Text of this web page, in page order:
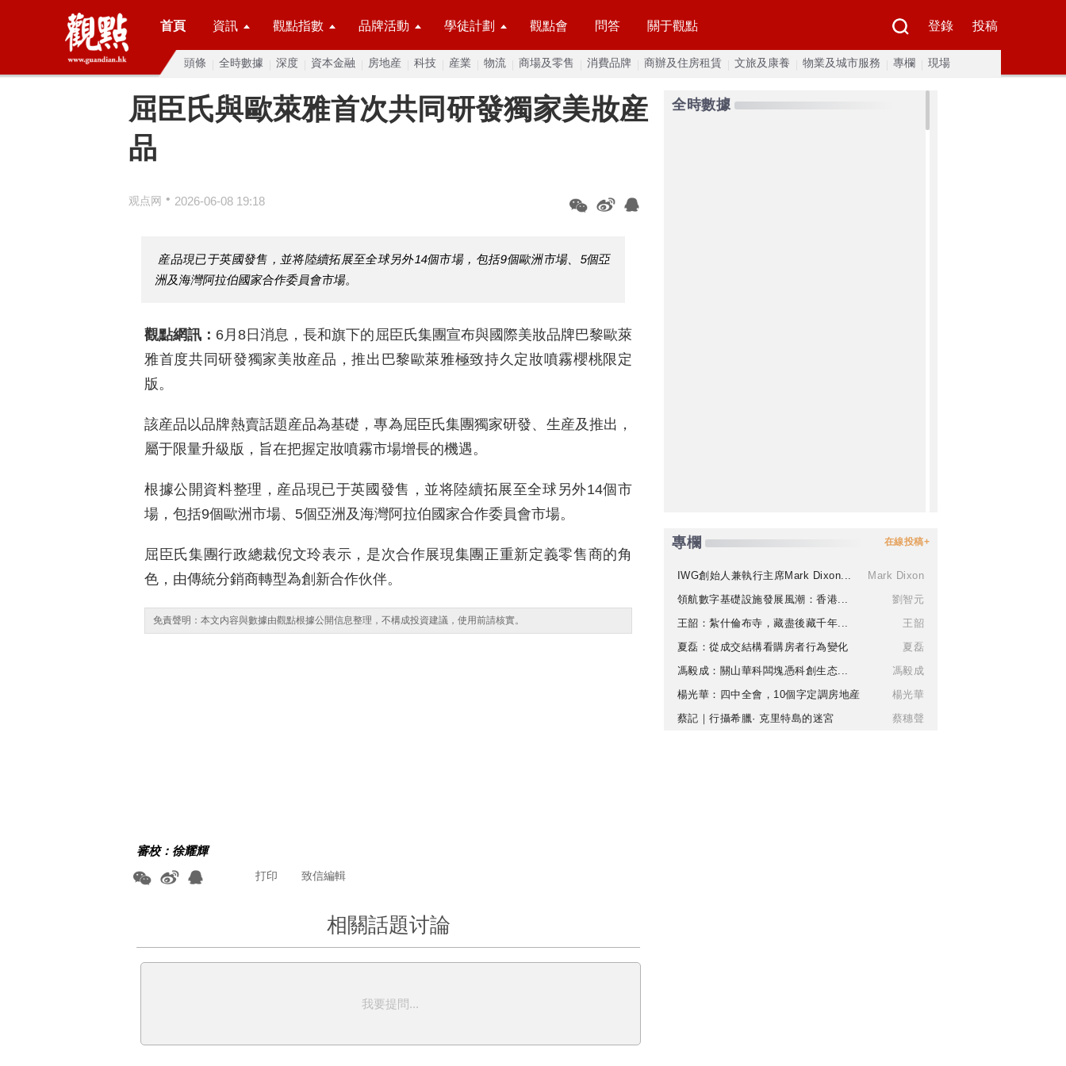
首頁 資訊 觀點指數 品牌活動 學徒計劃 觀點會 問答 關于觀點 登錄 投稿
頭條 全時數據 深度 資本金融 房地産 科技 産業 物流 商場及零售 消費品牌 商辦及住房租賃 文旅及康養 物業及城市服務 專欄 現場
屈臣氏與歐萊雅首次共同研發獨家美妝産
品
观点网 • 2026-06-08 19:18
産品現已于英國發售，並将陸續拓展至全球另外14個市場，包括9個歐洲市場、5個亞
洲及海灣阿拉伯國家合作委員會市場。
觀點網訊： 6月8日消息，長和旗下的屈臣氏集團宣布與國際美妝品牌巴黎歐萊
雅首度共同研發獨家美妝産品，推出巴黎歐萊雅極致持久定妝噴霧櫻桃限定
版。
該産品以品牌熱賣話題産品為基礎，專為屈臣氏集團獨家研發、生産及推出，
屬于限量升級版，旨在把握定妝噴霧市場增長的機遇。
根據公開資料整理，産品現已于英國發售，並将陸續拓展至全球另外14個市
場，包括9個歐洲市場、5個亞洲及海灣阿拉伯國家合作委員會市場。
屈臣氏集團行政總裁倪文玲表示，是次合作展現集團正重新定義零售商的角
色，由傳統分銷商轉型為創新合作伙伴。
免責聲明：本文内容與數據由觀點根據公開信息整理，不構成投資建議，使用前請核實。
審校：徐耀輝
致信編輯
打印
相關話題讨論
我要提問...
全時數據
專欄 在線投稿+
IWG創始人兼執行主席Mark Dixon...
Mark Dixon
領航數字基礎設施發展風潮：香港...
劉智元
王韶：紮什倫布寺，藏盡後藏千年...
王韶
夏磊：從成交結構看購房者行為變化
夏磊
馮毅成：關山華科闆塊憑科創生态...
馮毅成
楊光華：四中全會，10個字定調房地産
楊光華
蔡記｜行攝希臘· 克里特島的迷宮
蔡穗聲